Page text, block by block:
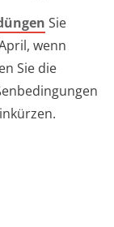
Sie
wenn
Sie die